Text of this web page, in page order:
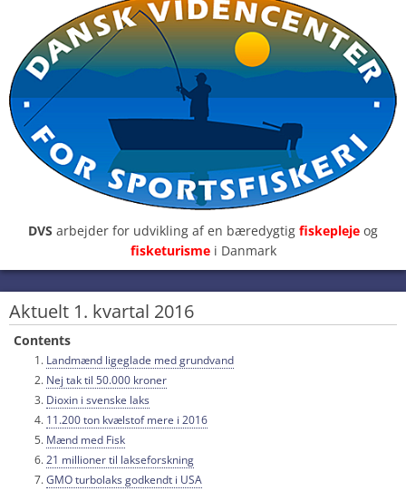
DVS arbejder for udvikling af en bæredygtig fiskepleje og
fisketurisme i Danmark
Aktuelt 1. kvartal 2016
Contents
Landmænd ligeglade med grundvand
Nej tak til 50.000 kroner
Dioxin i svenske laks
11.200 ton kvælstof mere i 2016
Mænd med Fisk
21 millioner til lakseforskning
GMO turbolaks godkendt i USA